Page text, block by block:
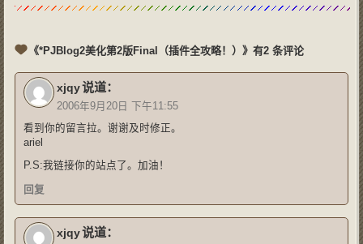
《*PJBlog2美化第2版Final（插件全攻略！）》有2 条评论
xjqy说道：
2006年9月20日 下午11:55
看到你的留言拉。谢谢及时修正。
ariel
P.S:我链接你的站点了。加油！
回复
xjqy说道：